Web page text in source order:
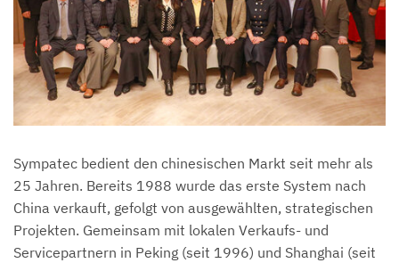
Sympatec bedient den chinesischen Markt seit mehr als
25 Jahren. Bereits 1988 wurde das erste System nach
China verkauft, gefolgt von ausgewählten, strategischen
Projekten. Gemeinsam mit lokalen Verkaufs- und
Servicepartnern in Peking (seit 1996) und Shanghai (seit